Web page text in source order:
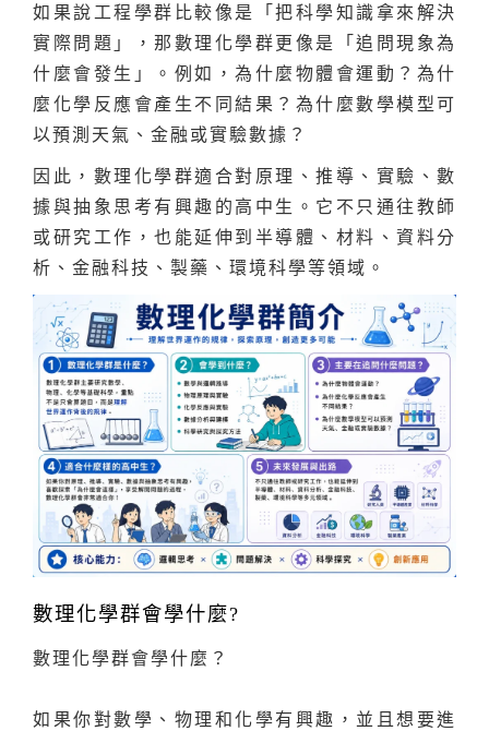
如果說工程學群比較像是「把科學知識拿來解決
實際問題」，那數理化學群更像是「追問現象為
什麼會發生」。例如，為什麼物體會運動？為什
麼化學反應會產生不同結果？為什麼數學模型可
以預測天氣、金融或實驗數據？
因此，數理化學群適合對原理、推導、實驗、數
據與抽象思考有興趣的高中生。它不只通往教師
或研究工作，也能延伸到半導體、材料、資料分
析、金融科技、製藥、環境科學等領域。
數理化學群會學什麼?
數理化學群會學什麼？
如果你對數學、物理和化學有興趣，並且想要進